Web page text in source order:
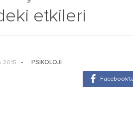
etkileri
2015 PSIKOLOJI